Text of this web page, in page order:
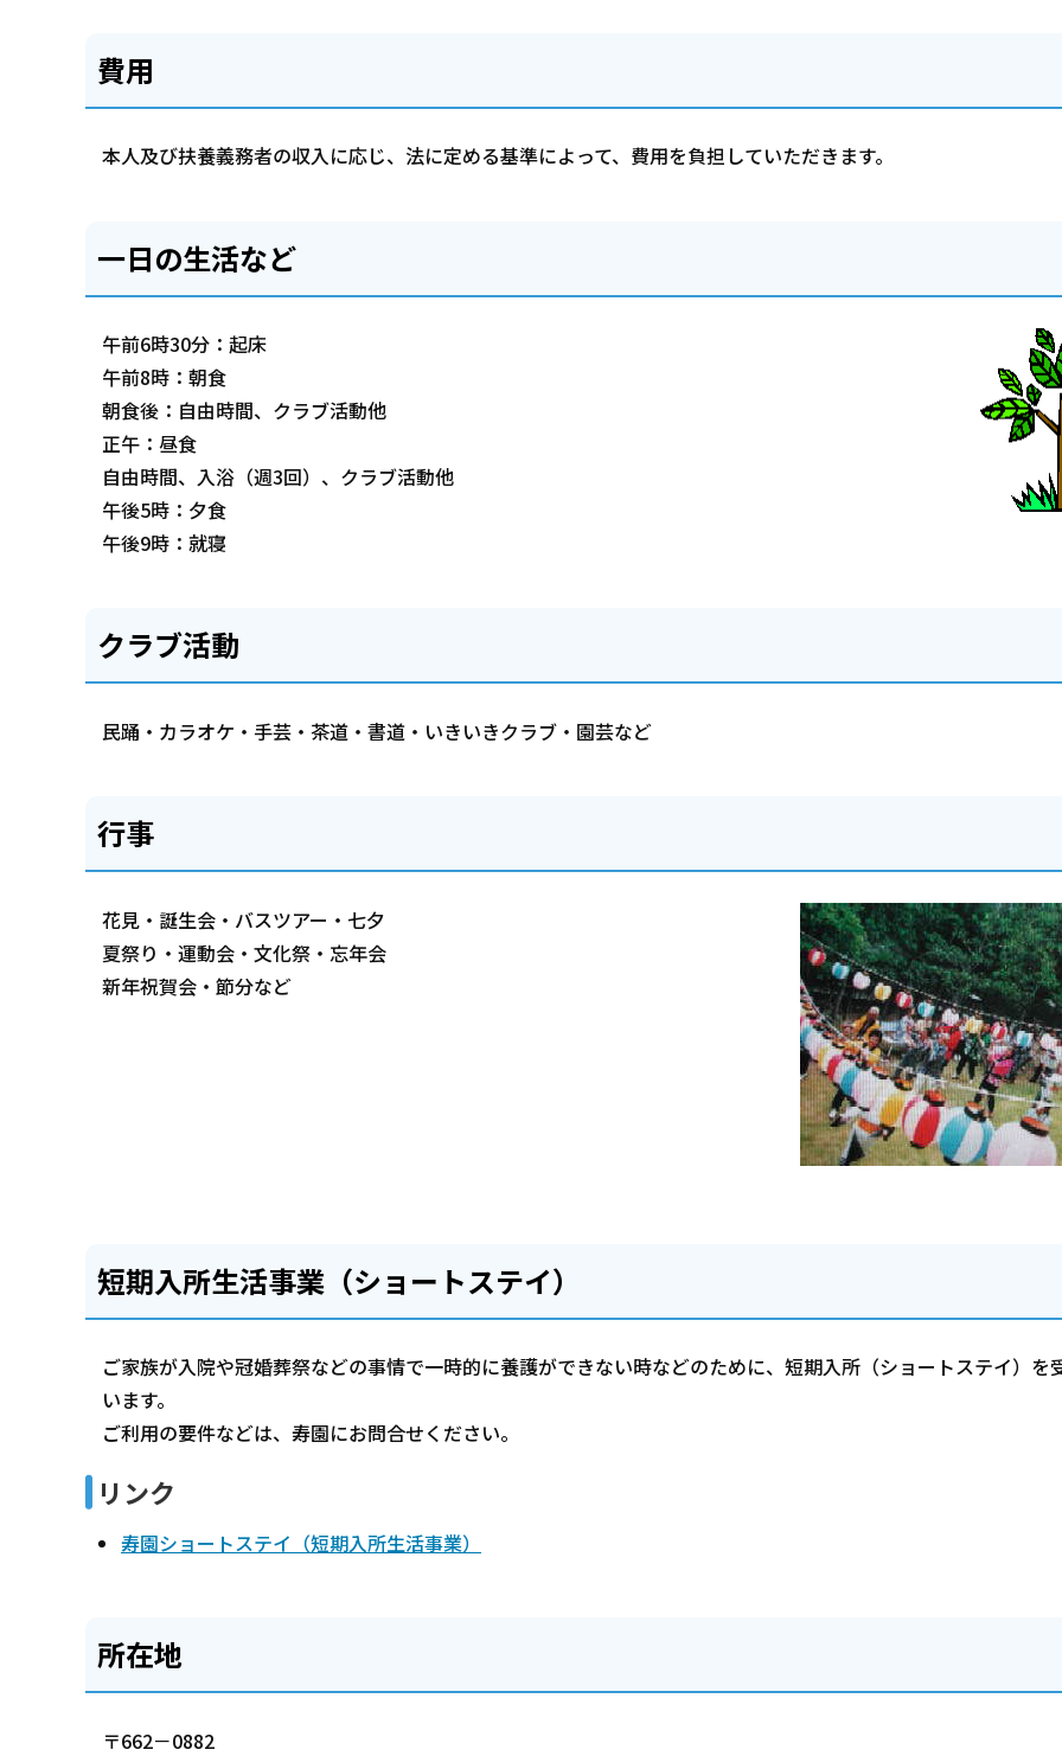
費用
本人及び扶養義務者の収入に応じ、法に定める基準によって、費用を負担していただきます。
一日の生活など
午前6時30分：起床
午前8時：朝食
朝食後：自由時間、クラブ活動他
正午：昼食
自由時間、入浴（週3回）、クラブ活動他
午後5時：夕食
午後9時：就寝
クラブ活動
民踊・カラオケ・手芸・茶道・書道・いきいきクラブ・園芸など
行事
花見・誕生会・バスツアー・七夕
夏祭り・運動会・文化祭・忘年会
新年祝賀会・節分など
短期入所生活事業（ショートステイ）
ご家族が入院や冠婚葬祭などの事情で一時的に養護ができない時などのために、短期入所（ショートステイ）を
います。
ご利用の要件などは、寿園にお問合せください。
リンク
寿園ショートステイ（短期入所生活事業）
所在地
〒662－0882